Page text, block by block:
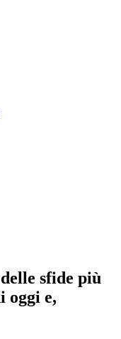
sfide più
oggi e,